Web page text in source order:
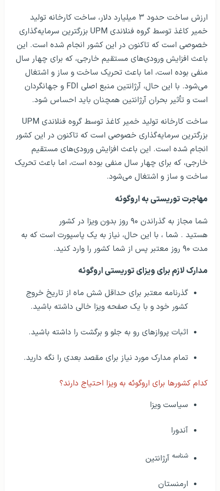
ارزش ساخت حدود ۳ میلیارد دلار، ساخت کارخانه تولید
خمیر کاغذ توسط گروه فنلاندی UPM بزرگترین سرمایه‌گذاری
خصوصی است که تاکنون در این کشور انجام شده است. این
باعث افزایش ورودی‌های مستقیم خارجی، که برای چهار سال
منفی بوده است، اما باعث تحریک ساخت و ساز و اشتغال
می‌شود. با این حال، آرژانتین منبع اصلی FDI و جهانگردان
است و تأثیر بحران آرژانتین همچنان باید احساس شود.
ساخت کارخانه تولید خمیر کاغذ توسط گروه فنلاندی UPM
بزرگترین سرمایه‌گذاری خصوصی است که تاکنون در این کشور
انجام شده است. این باعث افزایش ورودی‌های مستقیم
خارجی، که برای چهار سال منفی بوده است، اما باعث تحریک
ساخت و ساز و اشتغال می‌شود.
مهاجرت توریستی به اروگوئه
شما مجاز به گذراندن ۹۰ روز بدون ویزا در کشور
هستید . شما ، با این حال، نیاز به یک پاسپورت است که به
مدت ۹۰ روز معتبر پس از شما کشور را وارد کنید.
مدارک لازم برای ویزای توریستی اروگوئه
گذرنامه معتبر برای حداقل شش ماه از تاریخ خروج
کشور خود و با یک صفحه ویزا خالی داشته باشید.
اثبات پروازهای رو به جلو و برگشت را داشته باشید.
تمام مدارک مورد نیاز برای مقصد بعدی را نگه دارید.
کدام کشورها برای اروگوئه به ویزا احتیاج دارند؟
سیاست ویزا
آندورا
شناسه آرژانتین
ارمنستان